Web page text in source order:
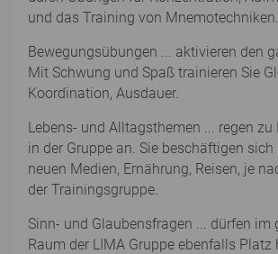
und das Training von Mnemotechniken.
Bewegungsübungen ... aktivieren den
Mit Schwung und Spaß trainieren Sie
Koordination, Ausdauer.
Lebens- und Alltagsthemen ... regen zu
in der Gruppe an. Sie beschäftigen
neuen Medien, Ernährung, Reisen, je
der Trainingsgruppe.
Sinn- und Glaubensfragen ... dürfen im
Raum der LIMA Gruppe ebenfalls Platz